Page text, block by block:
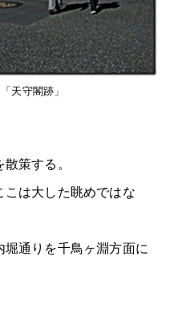
天守閣跡」
策する。
は大した眺めではな
通りを千鳥ヶ淵方面に